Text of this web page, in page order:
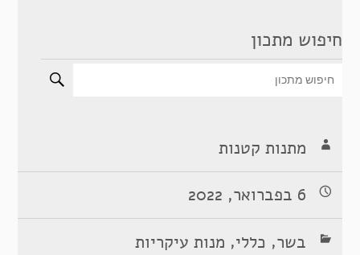
חיפוש מתכון
מתנות קטנות
6 בפברואר, 2022
בשר, כללי, מנות עיקריות